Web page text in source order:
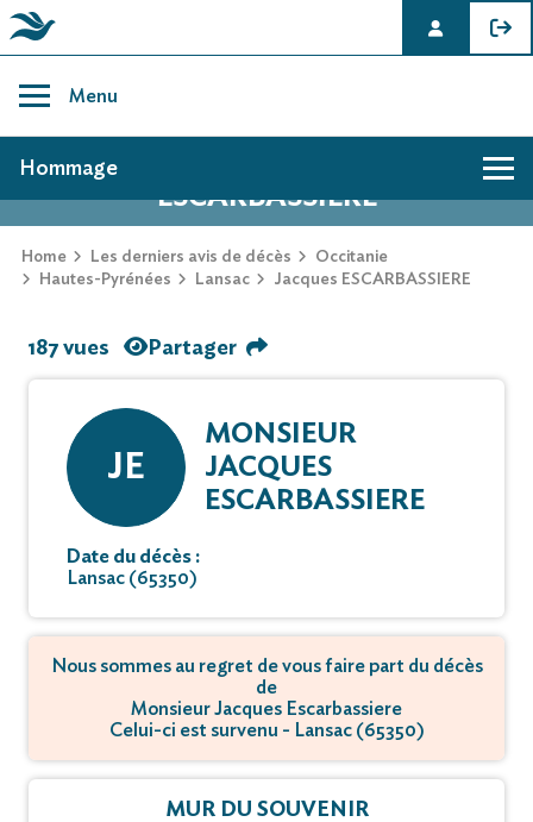
content
Menu
AVIS DE DÉCÈS DE JACQUES
ESCARBASSIERE
Home Les derniers avis de décès
Occitanie
Hautes-Pyrénées
Lansac Jacques ESCARBASSIERE
Hommage
187 vues Partager
JE
MONSIEUR
JACQUES
ESCARBASSIERE
Date du décès :
Lansac (65350)
Nous sommes au regret de vous faire part du décès
de
Monsieur Jacques Escarbassiere
Celui-ci est survenu - Lansac (65350)
MUR DU SOUVENIR